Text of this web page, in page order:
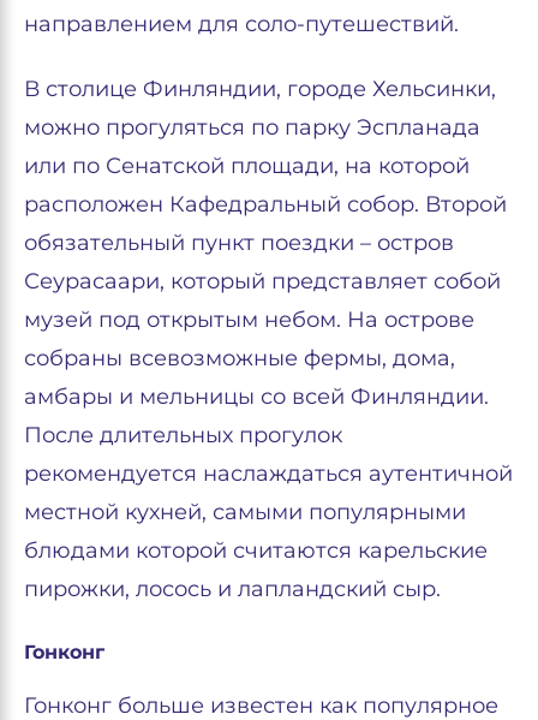
направлением для соло-путешествий.
В столице Финляндии, городе Хельсинки,
можно прогуляться по парку Эспланада
или по Сенатской площади, на которой
расположен Кафедральный собор. Второй
обязательный пункт поездки – остров
Сеурасаари, который представляет собой
музей под открытым небом. На острове
собраны всевозможные фермы, дома,
амбары и мельницы со всей Финляндии.
После длительных прогулок
рекомендуется наслаждаться аутентичной
местной кухней, самыми популярными
блюдами которой считаются карельские
пирожки, лосось и лапландский сыр.
Гонконг
Гонконг больше известен как популярное